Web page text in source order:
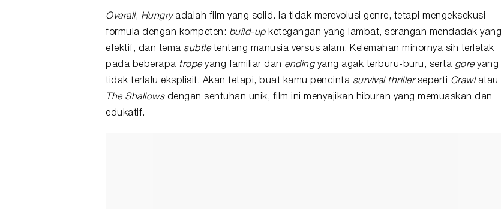
Overall, Hungryadalah film yang solid. Ia tidak merevolusi genre, tetapi mengeksekusi
formula dengan kompeten: build-upketegangan yang lambat, serangan mendadak yang
efektif, dan tema subtletentang manusia versus alam. Kelemahan minornya sih terletak
pada beberapa tropeyang familiar dan endingyang agak terburu-buru, serta goreyang
tidak terlalu eksplisit. Akan tetapi, buat kamu pencinta survival thrillerseperti Crawlatau
The Shallowsdengan sentuhan unik, film ini menyajikan hiburan yang memuaskan dan
edukatif.